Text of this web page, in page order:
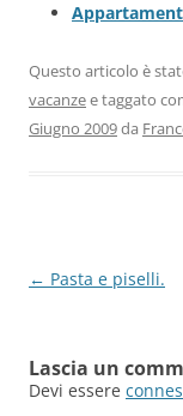
Questo articolo è
vacanzee taggato
Giugno 2009da
Navigazione
← Pasta e piselli.
Lascia un
Devi essere